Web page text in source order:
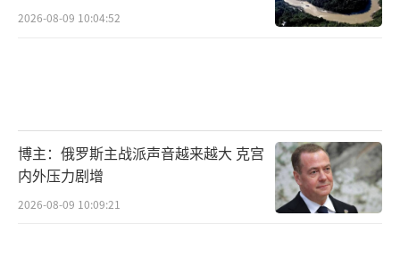
2026-08-09 10:04:52
博主：俄罗斯主战派声音越来越大 克宫
内外压力剧增
2026-08-09 10:09:21